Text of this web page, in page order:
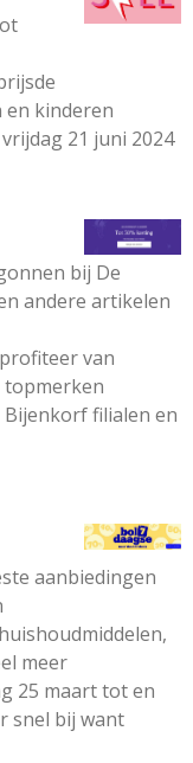
en kinderen
21 juni 2024
bij De
andere artikelen
van
topmerken
Bijenkorf filialen en
aanbiedingen
meer
25 maart tot en
snel bij want